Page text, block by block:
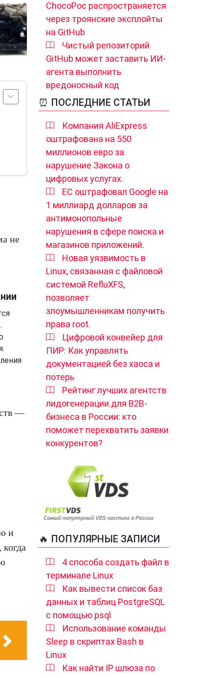
не
—
и
ChocoPoc распространяется
через троянские эксплойты
на GitHub
Чистый репозиторий
GitHub может заставить ИИ-
агента выполнить
вредоносный код
⏰ ПОСЛЕДНИЕ СТАТЬИ
Компания AliExpress
оштрафована на 550
миллионов евро за
нарушение Закона о
цифровых услугах.
ЕС оштрафовал Google на
1 миллиард долларов за
антимонопольные
нарушения в сфере поиска и
магазинов приложений.
Новая уязвимость в
Linux, связанная с файловой
системой RefluXFS,
позволяет
злоумышленникам получить
права root.
Цифровой конвейер для
ПИР: Как управлять
документацией без хаоса и
потерь
Рейтинг лучших агентств
лидогенерации для B2B-
бизнеса в России: кто
поможет перехватить заявки
конкурентов?
🔥 ПОПУЛЯРНЫЕ ЗАПИСИ
4 способа создать файл в
терминале Linux
Как вывести список баз
данных и таблиц PostgreSQL
с помощью psql
Использование команды
Sleep в скриптах Bash в
Linux
Как найти IP шлюза по